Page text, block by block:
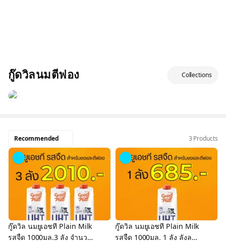
กู๊ดวิลนมตีฟอง Collections
Recommended 3 Products
กู๊ดวิล นมยูเอชที Plain Milk
รสจืด 1000มล.3 ลัง จำนวน
กู๊ดวิล นมยูเอชที Plain Milk
รสจืด 1000มล. 1 ลัง ลังละ